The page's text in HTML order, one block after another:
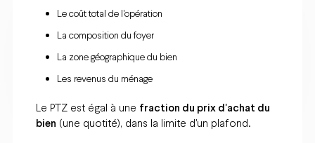
Le coût total de l'opération
La composition du foyer
La zone géographique du bien
Les revenus du ménage​
Le PTZ est égal à une fraction du prix d'achat du
bien (une quotité), dans la limite d'un plafond.